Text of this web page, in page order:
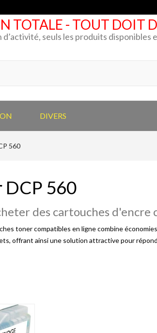
TOTALE - TOUT DOIT
d’activité, seuls les produits disponibles
DIVERS
560
560
des cartouches d'encre
toner compatibles en ligne combine
offrant ainsi une solution attractive pour